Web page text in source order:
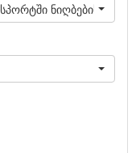
ნიღბების ტარება